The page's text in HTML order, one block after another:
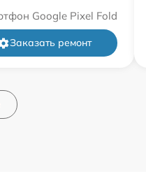
Google Pixel Fold
Заказать ремонт